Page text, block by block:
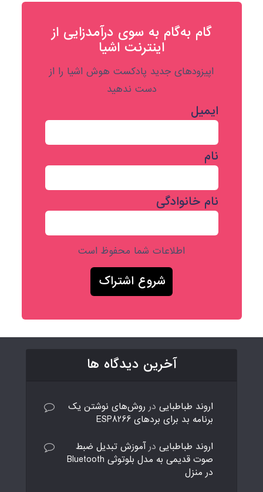
گام به‌گام به‌ سوی درآمدزایی از
اینترنت اشیا
اپیزودهای جدید پادکست هوش اشیا را از
دست ندهید
ایمیل
نام
نام خانوادگی
اطلاعات شما محفوظ است
آخرین دیدگاه ها
اروند طباطبایی در روش‌های نوشتن یک
برنامه بد برای بردهای ESP8266
اروند طباطبایی در آموزش تبدیل ضبط
صوت قدیمی به مدل بلوتوثی Bluetooth
در منزل